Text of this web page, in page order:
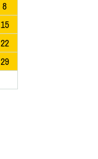
8
15
22
29